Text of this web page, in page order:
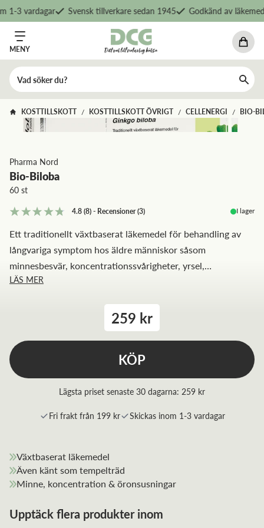
1-3 vardagar Svensk tillverkare sedan 1945 Godkänd av
MENY
KOSTTILLSKOTT / KOSTTILLSKOTT ÖVRIGT / CELLENERGI / BIO-
Pharma Nord
Bio-Biloba
60 st
4.8(8)- Recensioner(3) I lager
Ett traditionellt växtbaserat läkemedel för behandling av
långvariga symptom hos äldre människor såsom
minnesbesvär, koncentrationssvårigheter, yrsel,
öronsusningar och trötthetskänsla, sedan läkare
LÄS MER
259 kr
KÖP
Lägsta priset senaste 30 dagarna: 259 kr
Fri frakt från 199 kr Skickas inom 1-3 vardagar
Växtbaserat läkemedel
Även känt som tempelträd
Minne, koncentration & öronsusningar
Upptäck flera produkter inom